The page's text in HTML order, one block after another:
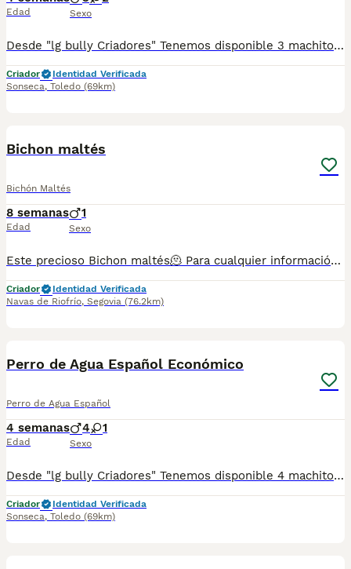
Edad Sexo
Desde "lg bully Criadores" Tenemos disponible 3 machitos y 2 hembras de Teckel Económico. ♂️ 3 Machitos ♀️ 2 Hembras Se entregan con: 🔹Chip 🔹Garantía Sanitaria 🔹Contrato 🔹Vacuna y Desparasitados según edad 📍Sonseca (Toledo) 📍Tlf:652190089 y 652189965 NO DUDES EN PREGUNTAR
Criador
Identidad Verificada
Sonseca, Toledo (69km)
Bichon maltés
Bichón Maltés
8 semanas
Edad
1
Sexo
Este precioso Bichon maltés🫠 Para cualquier información pueden contactar conmigo en el teléfono 632 109 444.
Criador
Identidad Verificada
Navas de Riofrío, Segovia (76.2km)
Perro de Agua Español Económico
Perro de Agua Español
4 semanas
Edad
4 1
Sexo
Desde "lg bully Criadores" Tenemos disponible 4 machitos y 1 hembras de Perro de Agua Español Económico. ♂️ 4 Machitos ♀️ 1 hembras Se entregan con: 🔹Chip 🔹Garantía Sanitaria 🔹Contrato 🔹Vacuna y Desparasitados según edad 📍Sonseca (Toledo) 📍Tlf:652190089 y 652189965 NO DUDES EN PREGUNTAR
Criador
Identidad Verificada
Sonseca, Toledo (69km)